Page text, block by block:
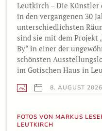
Leutkirch – Die Künstler
in den vergangenen 30
unterschiedlichsten
sind sie mit dem Projekt
By“ in einer der
schönsten
im Gotischen Haus in
8. AUGUST 2026
FOTOS VON MARKUS
LEUTKIRCH